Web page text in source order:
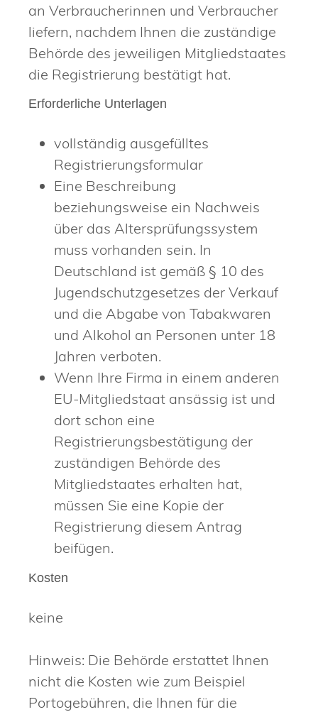
an Verbraucherinnen und Verbraucher
liefern, nachdem Ihnen die zuständige
Behörde des jeweiligen Mitgliedstaates
die Registrierung bestätigt hat.
Erforderliche Unterlagen
vollständig ausgefülltes
Registrierungsformular
Eine Beschreibung
beziehungsweise ein Nachweis
über das Altersprüfungssystem
muss vorhanden sein. In
Deutschland ist gemäß § 10 des
Jugendschutzgesetzes der Verkauf
und die Abgabe von Tabakwaren
und Alkohol an Personen unter 18
Jahren verboten.
Wenn Ihre Firma in einem anderen
EU-Mitgliedstaat ansässig ist und
dort schon eine
Registrierungsbestätigung der
zuständigen Behörde des
Mitgliedstaates erhalten hat,
müssen Sie eine Kopie der
Registrierung diesem Antrag
beifügen.
Kosten
keine
Hinweis: Die Behörde erstattet Ihnen
nicht die Kosten wie zum Beispiel
Portogebühren, die Ihnen für die